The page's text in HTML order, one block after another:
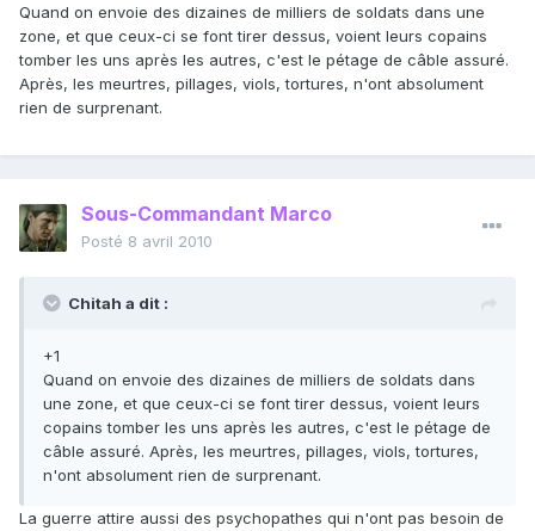
Quand on envoie des dizaines de milliers de soldats dans une
zone, et que ceux-ci se font tirer dessus, voient leurs copains
tomber les uns après les autres, c'est le pétage de câble assuré.
Après, les meurtres, pillages, viols, tortures, n'ont absolument
rien de surprenant.
Sous-Commandant Marco
Posté 8 avril 2010
Chitah a dit :
+1
Quand on envoie des dizaines de milliers de soldats dans
une zone, et que ceux-ci se font tirer dessus, voient leurs
copains tomber les uns après les autres, c'est le pétage de
câble assuré. Après, les meurtres, pillages, viols, tortures,
n'ont absolument rien de surprenant.
La guerre attire aussi des psychopathes qui n'ont pas besoin de